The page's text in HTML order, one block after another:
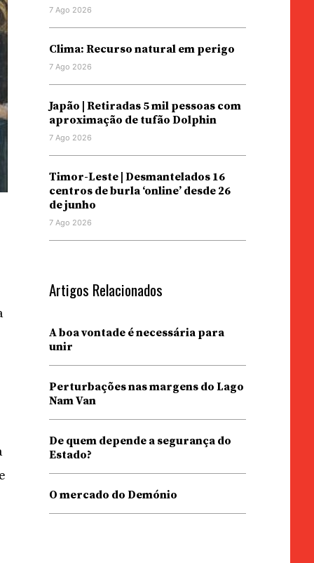
7 Ago 2026
Clima: Recurso natural em perigo
7 Ago 2026
Japão | Retiradas 5 mil pessoas com
aproximação de tufão Dolphin
7 Ago 2026
Timor-Leste | Desmantelados 16
centros de burla ‘online’ desde 26
de junho
7 Ago 2026
Artigos Relacionados
A boa vontade é necessária para
unir
Perturbações nas margens do Lago
Nam Van
De quem depende a segurança do
Estado?
O mercado do Demónio